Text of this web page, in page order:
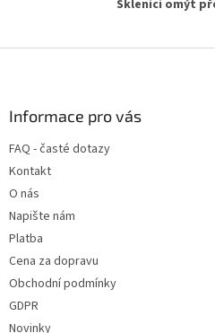
Sklenici omýt
Informace pro vás
FAQ - časté dotazy
Kontakt
O nás
Napište nám
Platba
Cena za dopravu
Obchodní podmínky
GDPR
Novinky